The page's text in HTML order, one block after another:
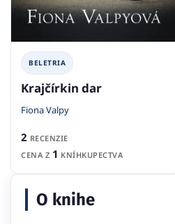
BELETRIA
Krajčírkin dar
Fiona Valpy
2 RECENZIE
CENA Z 1 KNÍHKUPECTVA
O knihe